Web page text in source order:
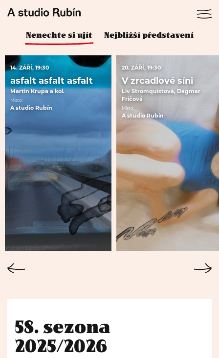
Nenechte si ujít Nejbližší představení
14. ZÁŘÍ, 19:30
asfalt asfalt asfalt
Martin Krupa a kol.
Místo:
A studio Rubín
20. ZÁŘÍ, 19:30
V zrcadlové síni
Liv Strömquistová, Dagmar
Fričová
Místo:
A studio Rubín
58. sezona
2025/2026